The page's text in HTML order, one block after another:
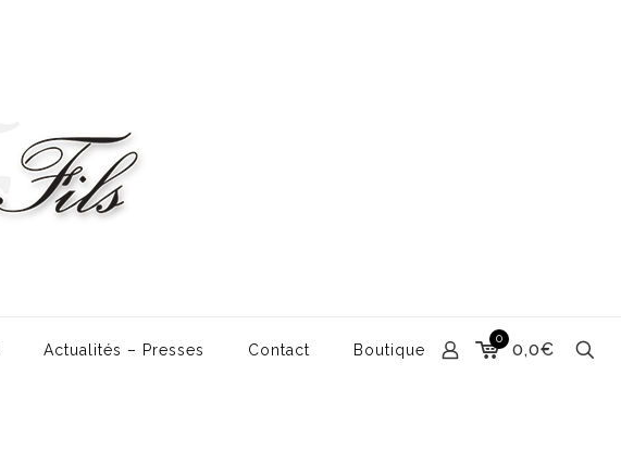
Actualités – Presses Contact Boutique
0
0,0€